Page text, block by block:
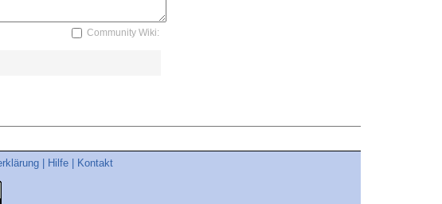
Community Wiki:
Hilfe Kontakt